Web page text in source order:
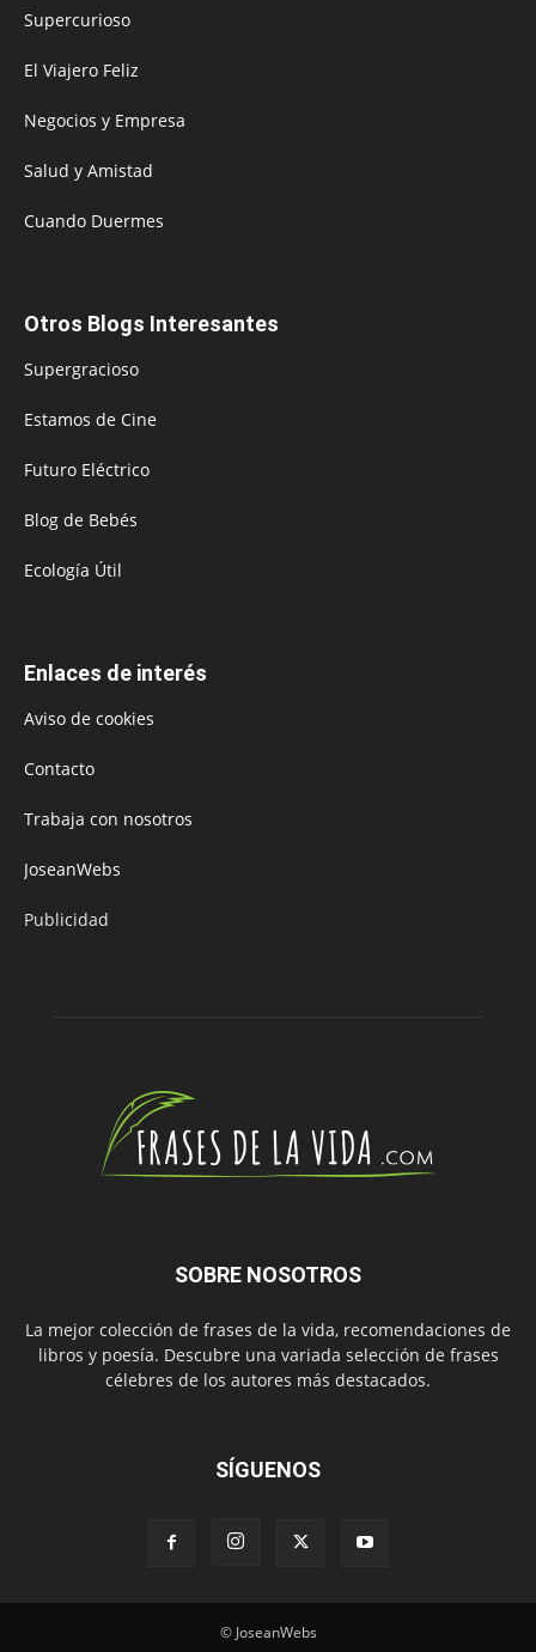
Supercurioso
El Viajero Feliz
Negocios y Empresa
Salud y Amistad
Cuando Duermes
Otros Blogs Interesantes
Supergracioso
Estamos de Cine
Futuro Eléctrico
Blog de Bebés
Ecología Útil
Enlaces de interés
Aviso de cookies
Contacto
Trabaja con nosotros
JoseanWebs
Publicidad
SOBRE NOSOTROS
La mejor colección de frases de la vida, recomendaciones de
libros y poesía. Descubre una variada selección de frases
célebres de los autores más destacados.
SÍGUENOS
© JoseanWebs